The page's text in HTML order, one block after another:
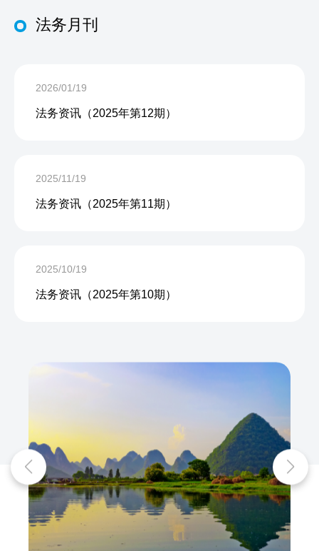
法务月刊
2026/01/19
法务资讯（2025年第12期）
2025/11/19
法务资讯（2025年第11期）
2025/10/19
法务资讯（2025年第10期）